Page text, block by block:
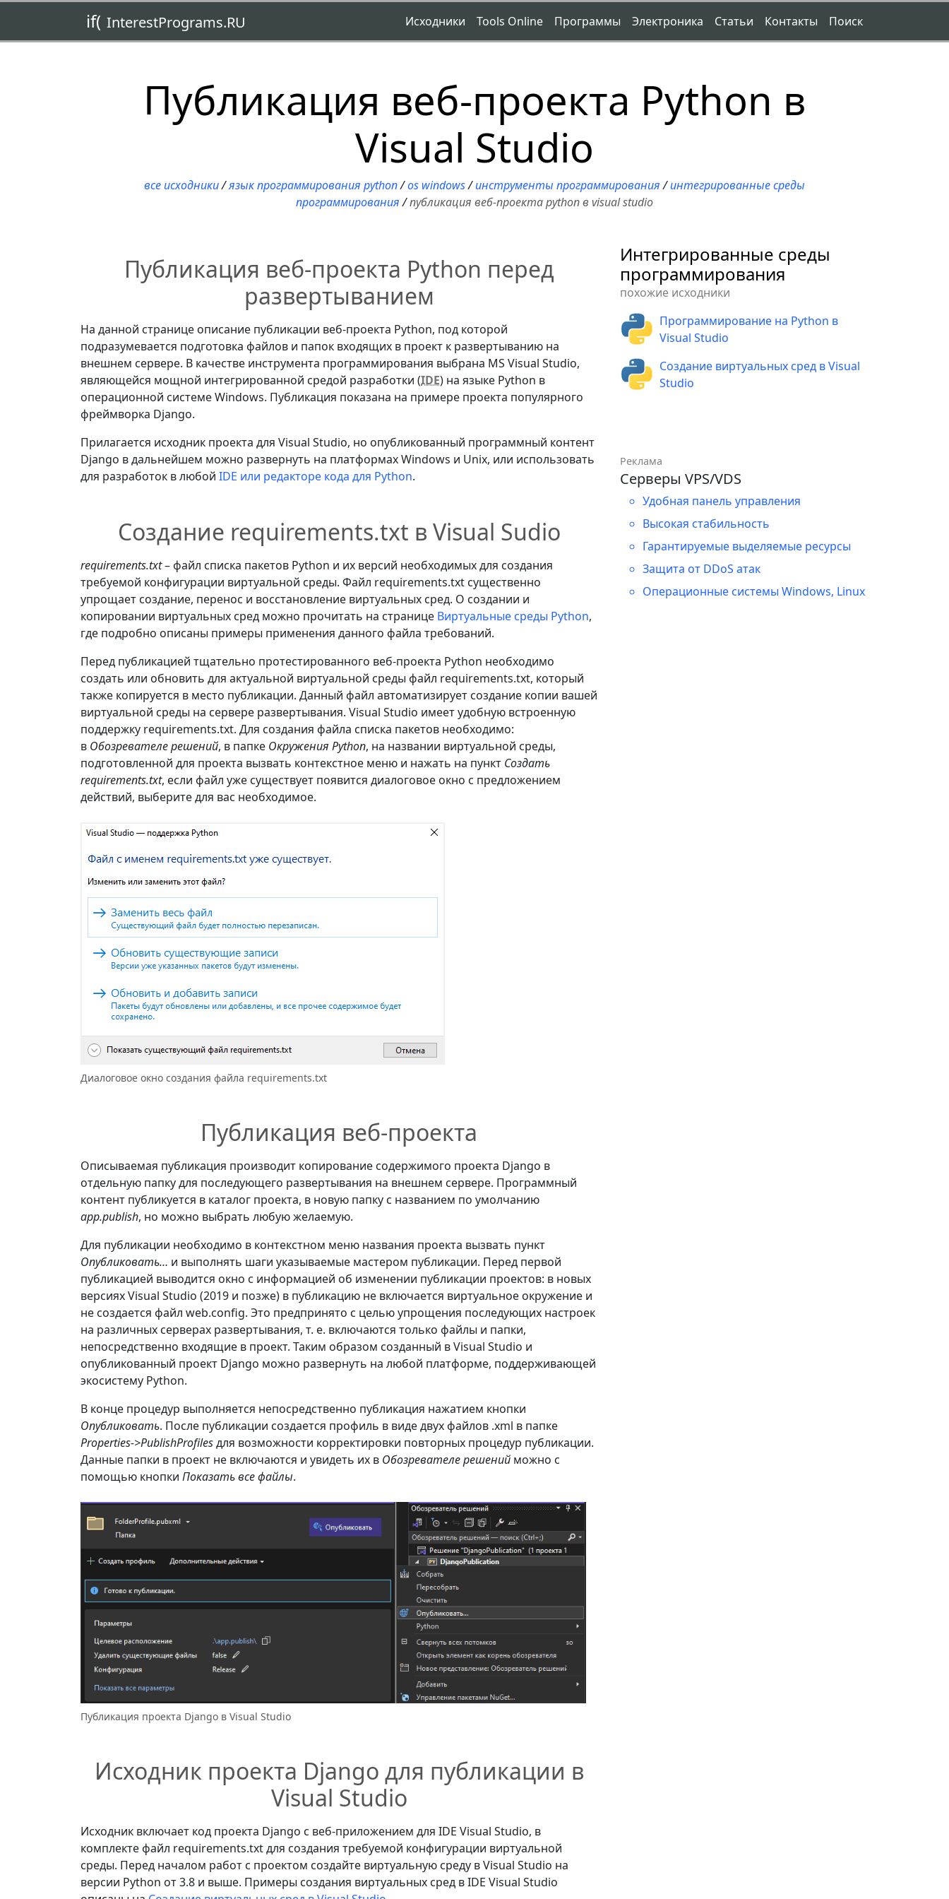
if( InterestPrograms.RU Исходники Tools Online Программы Электроника Статьи Контакты Поиск
Публикация веб-проекта Python в
Visual Studio
все исходники/язык программирования python/os windows/инструменты программирования/интегрированные среды
программирования/публикация веб-проекта python в visual studio
Публикация веб-проекта Python перед
развертыванием
На данной странице описание публикации веб-проекта Python, под которой
подразумевается подготовка файлов и папок входящих в проект к развертыванию на
внешнем сервере. В качестве инструмента программирования выбрана MS Visual Studio,
являющейся мощной интегрированной средой разработки (IDE) на языке Python в
операционной системе Windows. Публикация показана на примере проекта популярного
фреймворка Django.
Прилагается исходник проекта для Visual Studio, но опубликованный программный контент
Django в дальнейшем можно развернуть на платформах Windows и Unix, или использовать
для разработок в любой IDE или редакторе кода для Python.
Создание requirements.txt в Visual Sudio
requirements.txt– файл списка пакетов Python и их версий необходимых для создания
требуемой конфигурации виртуальной среды. Файл requirements.txt существенно
упрощает создание, перенос и восстановление виртуальных сред. О создании и
копировании виртуальных сред можно прочитать на странице Виртуальные среды Python,
где подробно описаны примеры применения данного файла требований.
Перед публикацией тщательно протестированного веб-проекта Python необходимо
создать или обновить для актуальной виртуальной среды файл requirements.txt, который
также копируется в место публикации. Данный файл автоматизирует создание копии вашей
виртуальной среды на сервере развертывания. Visual Studio имеет удобную встроенную
поддержку requirements.txt. Для создания файла списка пакетов необходимо:
в Обозревателе решений, в папке Окружения Python, на названии виртуальной среды,
подготовленной для проекта вызвать контекстное меню и нажать на пункт Создать
requirements.txt, если файл уже существует появится диалоговое окно с предложением
действий, выберите для вас необходимое.
Диалоговое окно создания файла requirements.txt
Публикация веб-проекта
Описываемая публикация производит копирование содержимого проекта Django в
отдельную папку для последующего развертывания на внешнем сервере. Программный
контент публикуется в каталог проекта, в новую папку с названием по умолчанию
app.publish, но можно выбрать любую желаемую.
Для публикации необходимо в контекстном меню названия проекта вызвать пункт
Опубликовать… и выполнять шаги указываемые мастером публикации. Перед первой
публикацией выводится окно с информацией об изменении публикации проектов: в новых
версиях Visual Studio (2019 и позже) в публикацию не включается виртуальное окружение и
не создается файл web.config. Это предпринято с целью упрощения последующих настроек
на различных серверах развертывания, т. е. включаются только файлы и папки,
непосредственно входящие в проект. Таким образом созданный в Visual Studio и
опубликованный проект Django можно развернуть на любой платформе, поддерживающей
экосистему Python.
В конце процедур выполняется непосредственно публикация нажатием кнопки
Опубликовать. После публикации создается профиль в виде двух файлов .xml в папке
Properties->PublishProfilesдля возможности корректировки повторных процедур публикации.
Данные папки в проект не включаются и увидеть их в Обозревателе решений можно с
помощью кнопки Показать все файлы.
Публикация проекта Django в Visual Studio
Исходник проекта Django для публикации в
Visual Studio
Исходник включает код проекта Django с веб-приложением для IDE Visual Studio, в
комплекте файл requirements.txt для создания требуемой конфигурации виртуальной
среды. Перед началом работ с проектом создайте виртуальную среду в Visual Studio на
версии Python от 3.8 и выше. Примеры создания виртуальных сред в IDE Visual Studio
Интегрированные среды
программирования
похожие исходники
Программирование на Python в
Visual Studio
Создание виртуальных сред в Visual
Studio
Реклама
Серверы VPS/VDS
Удобная панель управления
Высокая стабильность
Гарантируемые выделяемые ресурсы
Защита от DDoS атак
Операционные системы Windows, Linux